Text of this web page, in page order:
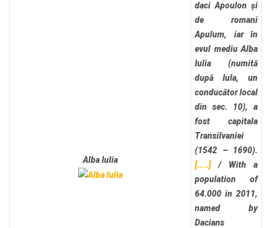
Alba Iulia
daci Apoulon și
de romani
Apulum, iar în
evul mediu Alba
Iulia (numită
după Iula, un
conducător local
din sec. 10), a
fost capitala
Transilvaniei
(1542 – 1690).
[…..] / With a
population of
64.000 in 2011,
named by
Dacians